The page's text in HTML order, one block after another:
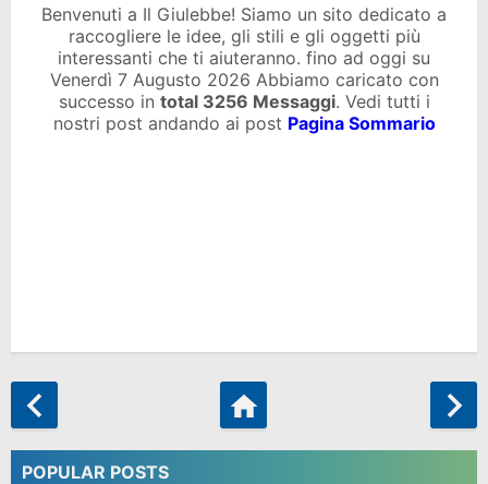
Benvenuti a Il Giulebbe! Siamo un sito dedicato a
raccogliere le idee, gli stili e gli oggetti più
interessanti che ti aiuteranno. fino ad oggi su
Venerdì 7 Augusto 2026 Abbiamo caricato con
successo in total 3256 Messaggi. Vedi tutti i
nostri post andando ai post Pagina Sommario
POPULAR POSTS